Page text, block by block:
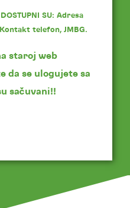
SU: Adresa
telefon, JMBG.
staroj web
da se ulogujete sa
sačuvani!!